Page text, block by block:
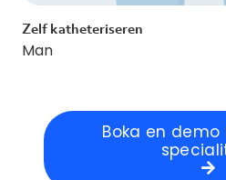
Zelf katheteriseren
Man
Boka en